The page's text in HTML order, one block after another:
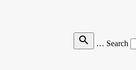
Search …
search